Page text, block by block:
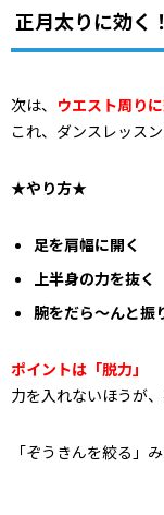
正月太りに効く
次は、 ウエスト周り
これ、ダンスレッス
★やり方★
足を肩幅に開く
上半身の力を抜く
腕をだら〜んと振
ポイントは「脱力」
力を入れないほうが
「ぞうきんを絞る」